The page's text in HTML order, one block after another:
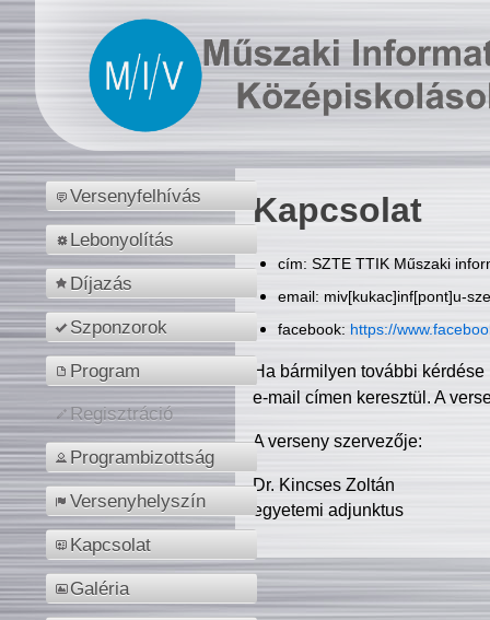
Versenyfelhívás
Lebonyolítás
Díjazás
Szponzorok
Program
Regisztráció
Programbizottság
Versenyhelyszín
Kapcsolat
Galéria
Kapcsolat
cím: SZTE TTIK Műszaki
email: miv[kukac]inf[pont]u-
facebook: https://
Ha bármilyen további
e-mail címen keresztül. A
A verseny szervezője:
Dr. Kincses Zoltán
egyetemi adjunktus